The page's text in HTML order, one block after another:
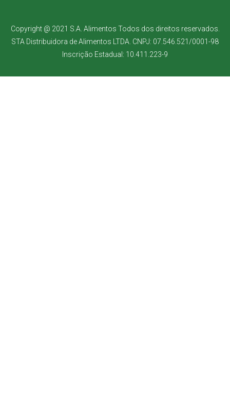
Copyright @ 2021 S.A. Alimentos Todos dos direitos reservados.
STA Distribuidora de Alimentos LTDA. CNPJ: 07.546.521/0001-98
Inscrição Estadual: 10.411.223-9